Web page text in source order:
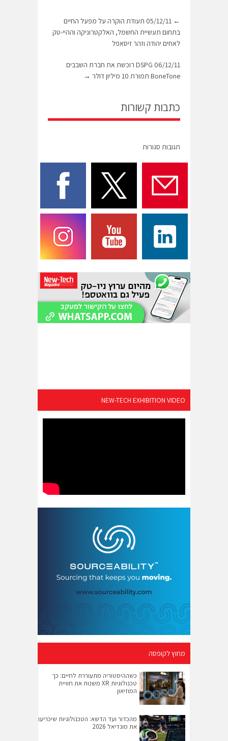
←
05/12/11 תעודת הוקרה על מפעל החיים
בתחום תעשיית החשמל, האלקטרוניקה וההיי-טק
לאחים יהודה וזהר זיסאפל
06/12/11 DSPG רוכשת את חברת השבבים
BoneTone תמורת 10 מיליון דולר
→
כתבות קשורות
תגובות סגורות
NEW-TECH EXHIBITION VIDEO
מחוץ לקופסה
כשההיסטוריה מתעוררת לחיים: כך
טכנולוגיות XR משנות את חוויית
המוזיאון
מהכדור ועד הדשא: הטכנולוגיות שיכריעו
את מונדיאל 2026